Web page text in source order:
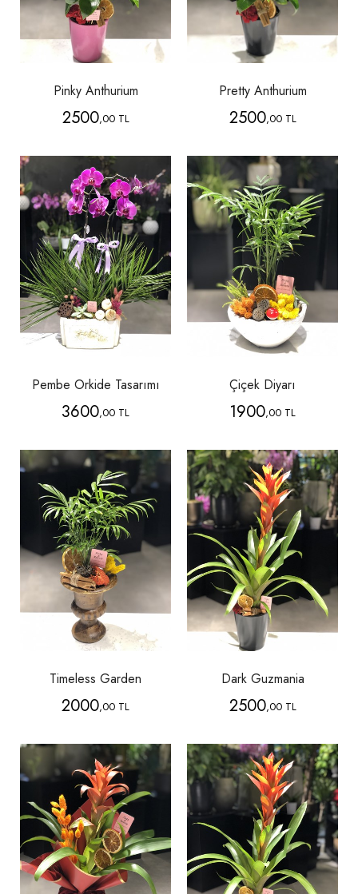
Pinky Anthurium
2500,00 TL
Pretty Anthurium
2500,00 TL
Pembe Orkide Tasarımı
3600,00 TL
Çiçek Diyarı
1900,00 TL
Timeless Garden
2000,00 TL
Dark Guzmania
2500,00 TL